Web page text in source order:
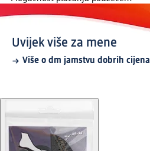
Uvijek više za mene
Više o dm jamstvu dobrih cijena